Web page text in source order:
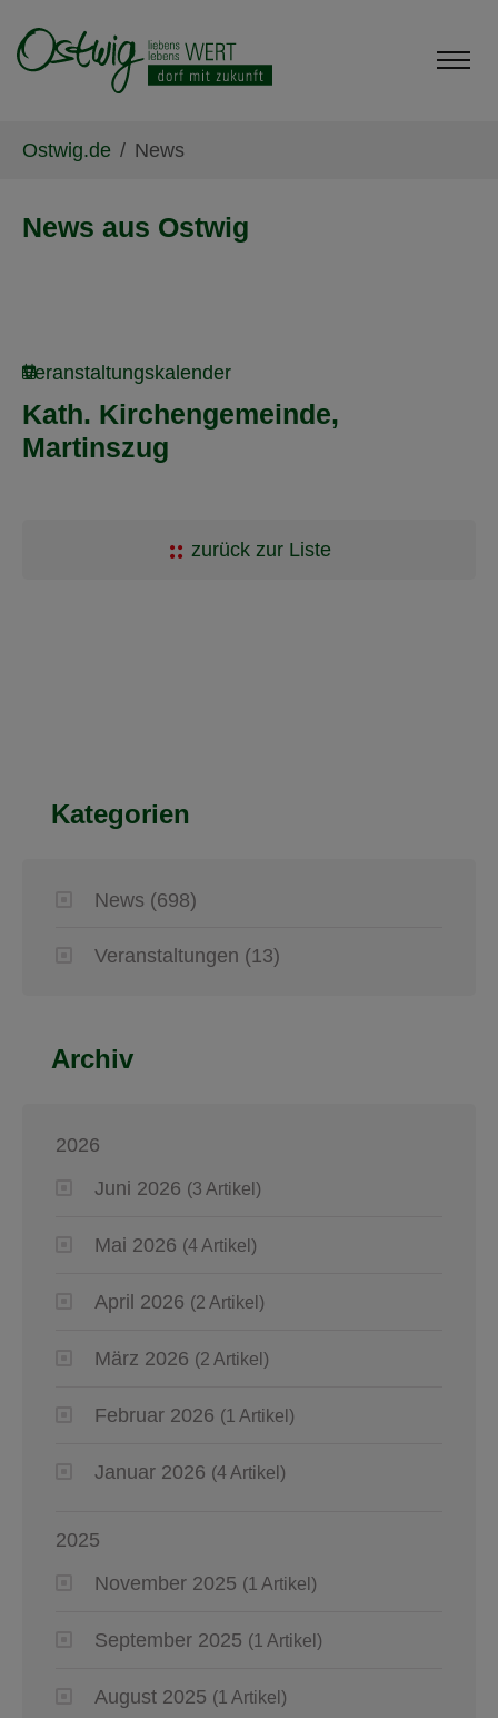
Ostwig.de News
News aus Ostwig
Veranstaltungskalender
Kath. Kirchengemeinde,
Martinszug
zurück zur Liste
Kategorien
News (698)
Veranstaltungen (13)
Archiv
2026
Juni 2026 (3 Artikel)
Mai 2026 (4 Artikel)
April 2026 (2 Artikel)
März 2026 (2 Artikel)
Februar 2026 (1 Artikel)
Januar 2026 (4 Artikel)
2025
November 2025 (1 Artikel)
September 2025 (1 Artikel)
August 2025 (1 Artikel)